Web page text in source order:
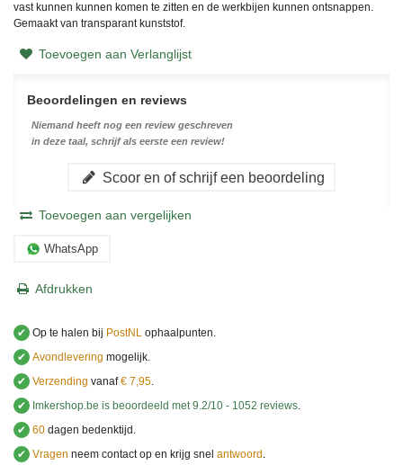
vast kunnen kunnen komen te zitten en de werkbijen kunnen ontsnappen.
Gemaakt van transparant kunststof.
Toevoegen aan Verlanglijst
Beoordelingen en reviews
Niemand heeft nog een review geschreven
in deze taal, schrijf als eerste een review!
Scoor en of schrijf een beoordeling
Toevoegen aan vergelijken
WhatsApp
Afdrukken
✔ Op te halen bij PostNL ophaalpunten.
✔ Avondlevering mogelijk.
✔ Verzending vanaf€ 7,95.
✔
Imkershop.be is beoordeeld met9.2/10 - 1052 reviews.
✔ 60 dagen bedenktijd.
✔ Vragen neem contact op en krijg snel antwoord .